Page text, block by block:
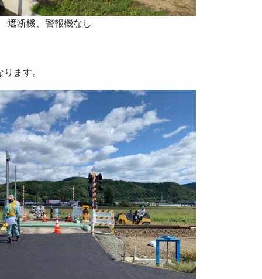
遮断機、警報機なし
ます。